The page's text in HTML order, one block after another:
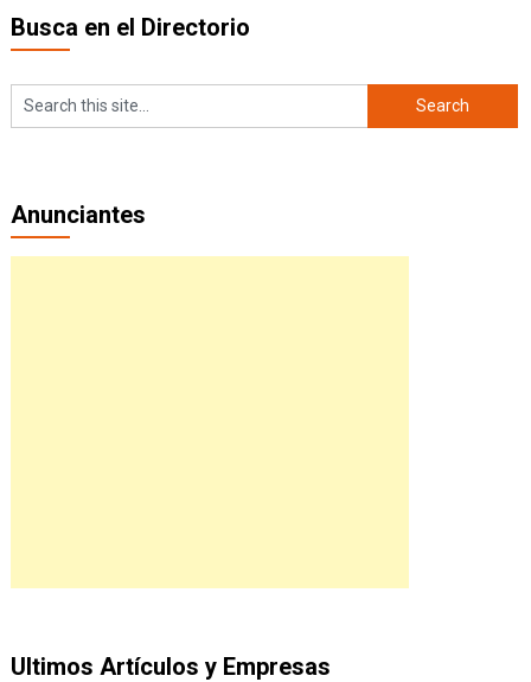
Busca en el Directorio
Anunciantes
Ultimos Artículos y Empresas